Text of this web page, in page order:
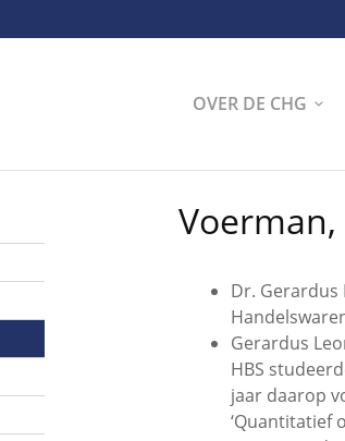
OVER DE CHG
Voerman,
Dr. Gerardus
Gerardus
HBS
jaar daarop
‘Quantitatief